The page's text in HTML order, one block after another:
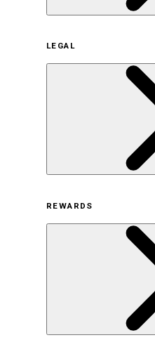
サステナビリ
サステナビリテ
LEGAL
オンライ
プライ
特定商取
古物営
REWARDS